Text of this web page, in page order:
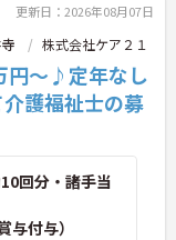
更新日：2026年08月07日
株式会社ケア２１
円～♪定年なし
護福祉士の募
回分・諸手当
与付与）